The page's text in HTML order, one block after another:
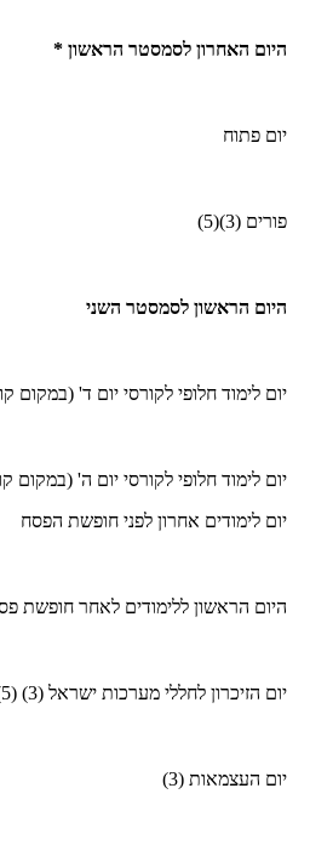
היום האחרון לסמסטר הראשון *
יום פתוח
פורים (3)(5)
היום הראשון לסמסטר השני
יום לימוד חלופי לקורסי יום ד' (במקום
יום לימוד חלופי לקורסי יום ה' (במקום
יום לימודים אחרון לפני חופשת הפסח
היום הראשון ללימודים לאחר חופשת
יום הזיכרון לחללי מערכות ישראל (3) (5)
יום העצמאות (3)